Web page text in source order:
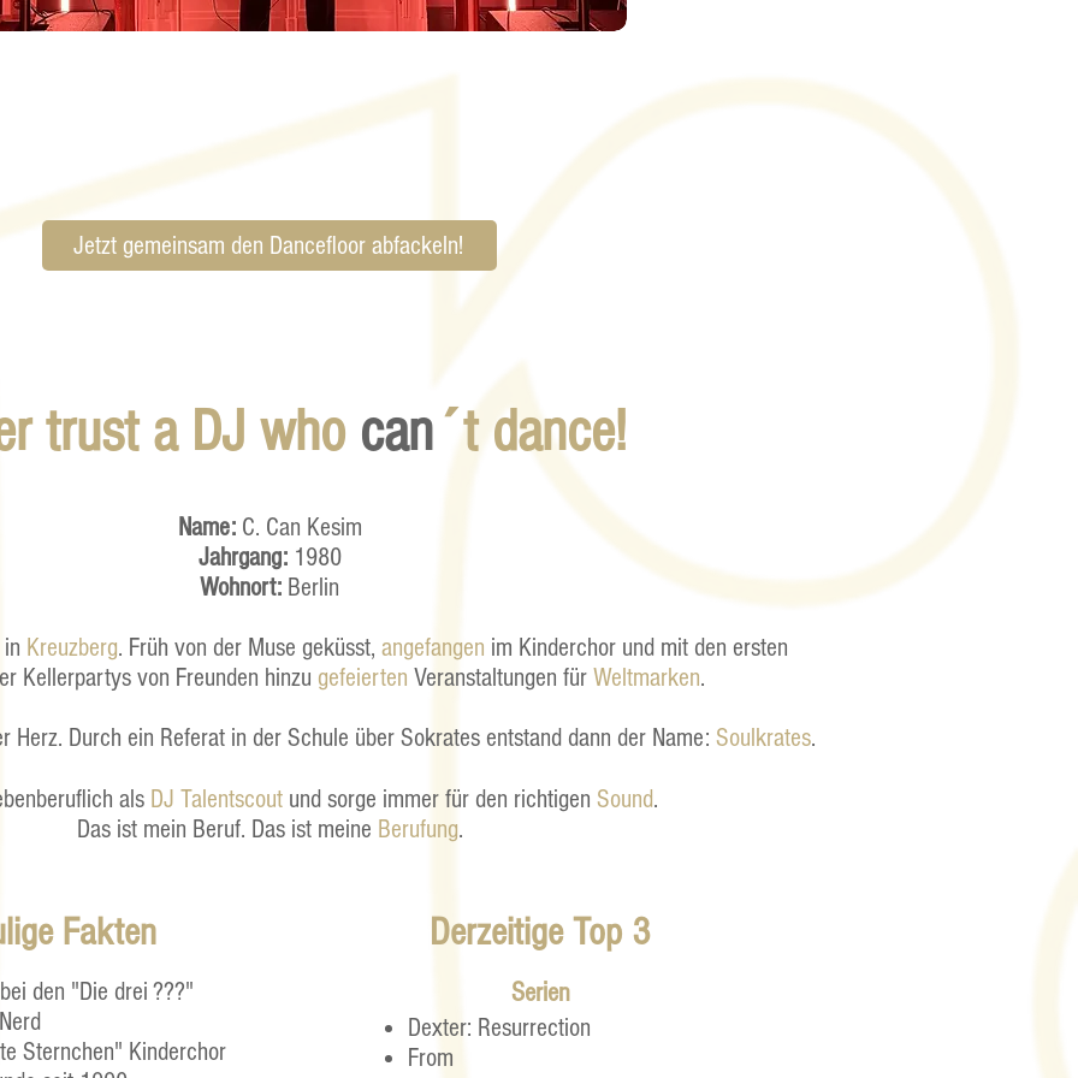
Jetzt gemeinsam den Dancefloor abfackeln!
trust a DJ who can´t dance!
Name:C. Can Kesim
Jahrgang:1980
Wohnort: Berlin
Kreuzberg. Früh von der Muse geküsst, angefangen im Kinderchor und mit den ersten
Kellerpartys von Freunden hinzu gefeierten Veranstaltungen für Weltmarken.
Herz. Durch ein Referat in der Schule über Sokrates entstand dann der Name: Soulkrates.
als DJ Talentscout und sorge immer für den richtigen Sound.
Das ist mein Beruf. Das ist meine Berufung.
Fakten
den "Die drei ???"
Sternchen" Kinderchor
Derzeitige Top 3
Serien
Dexter: Resurrection
From